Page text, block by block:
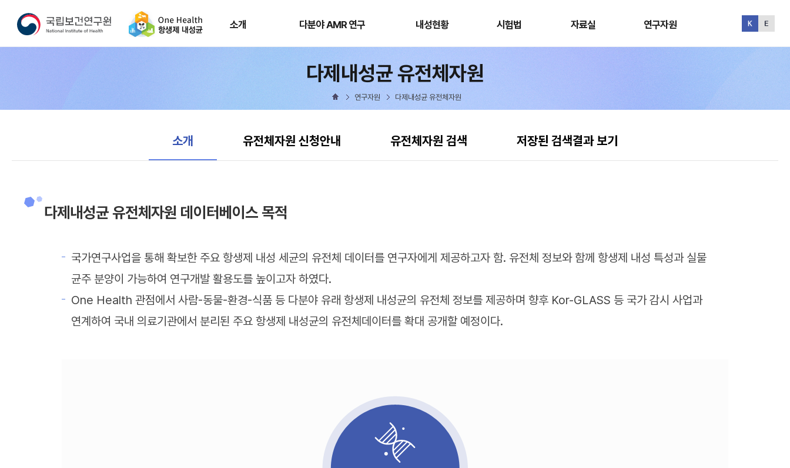
소개 다분야 AMR 연구 내성현황 시험법 자료실 연구자원
다제내성균 유전체자원
연구자원 다제내성균 유전체자원
현재 선택됨
소개 유전체자원 신청안내 유전체자원 검색 저장된 검색결과 보기
다제내성균 유전체자원 데이터베이스 목적
국가연구사업을 통해 확보한 주요 항생제 내성 세균의 유전체 데이터를 연구자에게 제공하고자 함. 유전체 정보와 함께 항생제 내성 특성과 실물
균주 분양이 가능하여 연구개발 활용도를 높이고자 하였다.
One Health 관점에서 사람-동물-환경-식품 등 다분야 유래 항생제 내성균의 유전체 정보를 제공하며 향후 Kor-GLASS 등 국가 감시 사업과
연계하여 국내 의료기관에서 분리된 주요 항생제 내성균의 유전체데이터를 확대 공개할 예정이다.